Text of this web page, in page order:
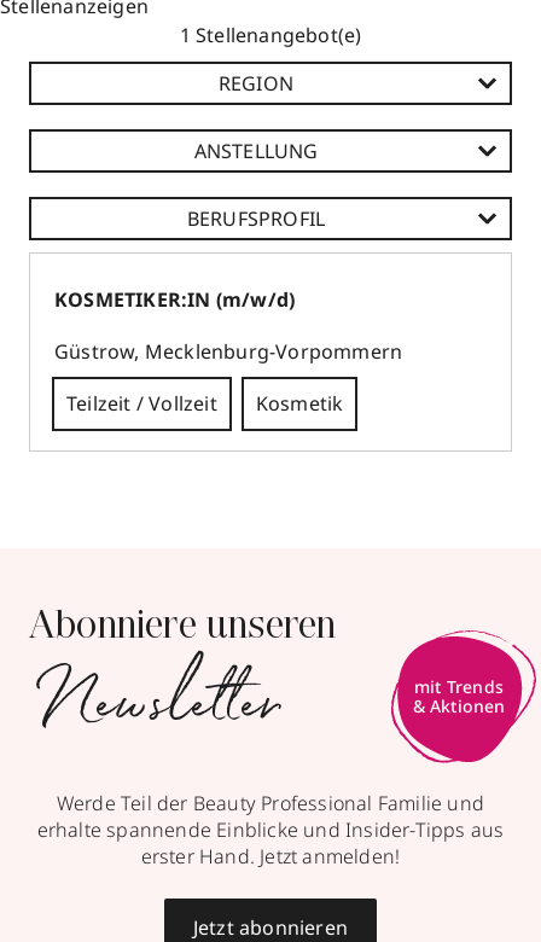
Stellenanzeigen
Stellenangebot(e)
REGION
ANSTELLUNG
BERUFSPROFIL
KOSMETIKER:IN (m/w/d)
Güstrow, Mecklenburg-Vorpommern
Teilzeit / Vollzeit
Kosmetik
WERLE-DROGERIE
Markt 6
18273Güstrow
Abonniere unseren
Newsletter
mit Trends
& Aktionen
Werde Teil der Beauty Professional Familie und
erhalte spannende Einblicke und Insider-Tipps aus
erster Hand. Jetzt anmelden!
Jetzt abonnieren